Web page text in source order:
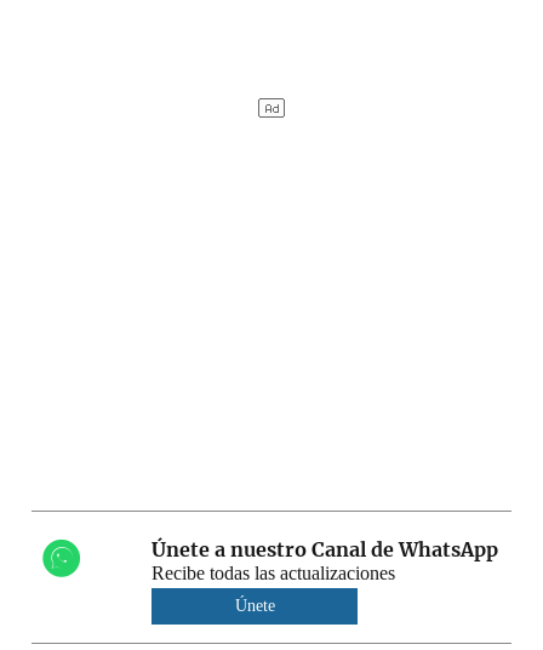
Únete a nuestro Canal de WhatsApp
Recibe todas las actualizaciones
Únete